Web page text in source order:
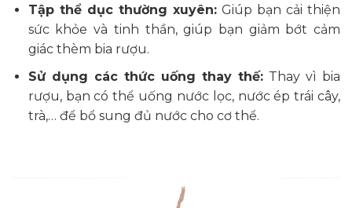
Tập thể dục thường xuyên:Giúp bạn cải thiện
sức khỏe và tinh thần, giúp bạn giảm bớt cảm
giác thèm bia rượu.
Sử dụng các thức uống thay thế:Thay vì bia
rượu, bạn có thể uống nước lọc, nước ép trái cây,
trà,… để bổ sung đủ nước cho cơ thể.